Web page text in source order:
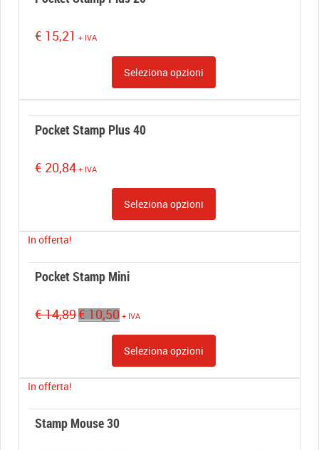
€ 15,21 + IVA
Seleziona opzioni
Pocket Stamp Plus 40
€ 20,84 + IVA
Seleziona opzioni
In offerta!
Pocket Stamp Mini
€14,89Il
prezzo
originale
€10,50Il
prezzo
è:
€ 10,50.
+ IVA
Seleziona opzioni
In offerta!
Stamp Mouse 30